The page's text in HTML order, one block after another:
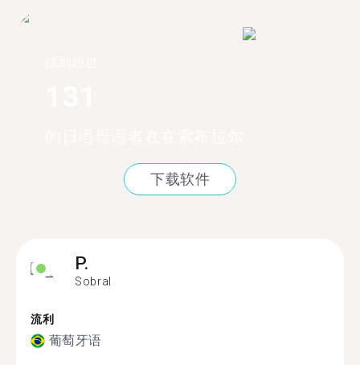
下载软件
P.
Sobral
流利
葡萄牙语